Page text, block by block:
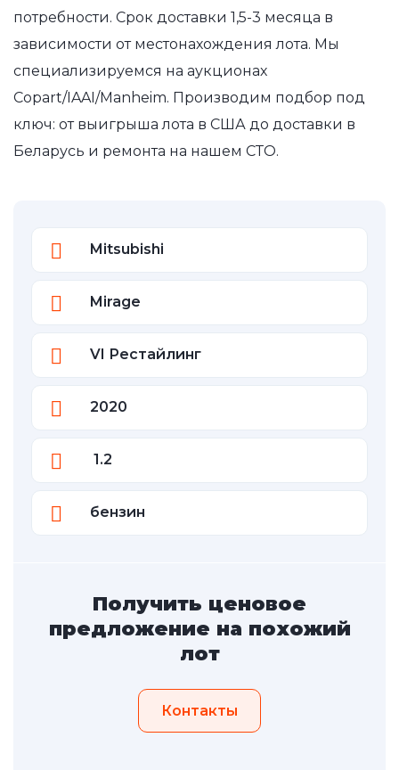
потребности. Срок доставки 1,5-3 месяца в
зависимости от местонахождения лота. Мы
специализируемся на аукционах
Copart/IAAI/Manheim. Производим подбор под
ключ: от выигрыша лота в США до доставки в
Беларусь и ремонта на нашем СТО.
Mitsubishi
Mirage
VI Рестайлинг
2020
1.2
бензин
Получить ценовое
предложение на похожий
лот
Контакты